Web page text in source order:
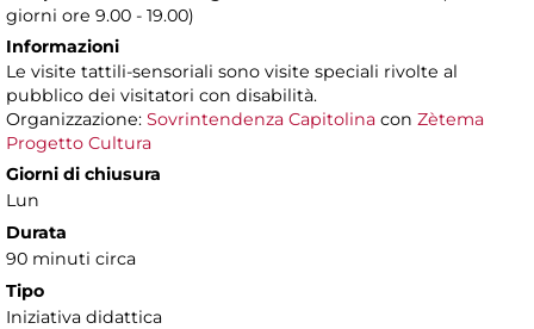
giorni ore 9.00 - 19.00)
Informazioni
Le visite tattili-sensoriali sono visite speciali rivolte al
pubblico dei visitatori con disabilità.
Organizzazione: Sovrintendenza Capitolina con Zètema
Progetto Cultura
Giorni di chiusura
Lun
Durata
90 minuti circa
Tipo
Iniziativa didattica